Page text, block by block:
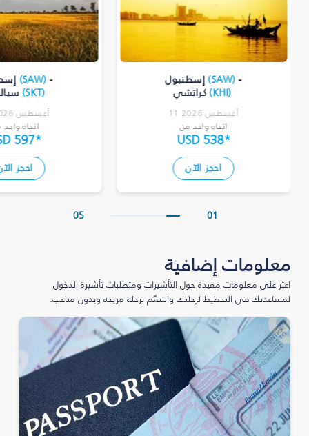
(SAW) -
(SKT)
11 أغسطس 2026
اتجاه
597*
احجز
إسطنبول (SAW) -
كراتشي (KHI)
11 أغسطس 2026
اتجاه واحد من
USD 538*
احجز الآن
05 01
معلومات إضافية
اعثر على معلومات مفيدة حول التأشيرات ومتطلبات تأشيرة الدخول
لمساعدتك في التخطيط لرحلتك والتنعّم برحلة مريحة وبدون متاعب.